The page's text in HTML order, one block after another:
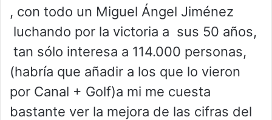
, con todo un Miguel Ángel Jiménez
luchando por la victoria a sus 50 años,
tan sólo interesa a 114.000 personas,
(habría que añadir a los que lo vieron
por Canal + Golf)a mi me cuesta
bastante ver la mejora de las cifras del